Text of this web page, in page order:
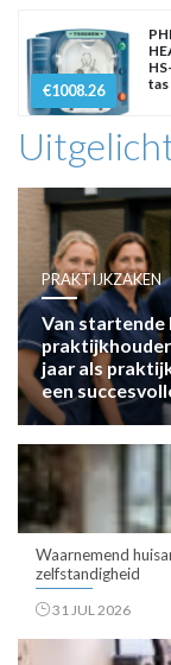
€1008.26
tas
PRAKTIJKZAKEN
Van startende
jaar als
een
Waarnemend
zelfstandigheid
31 JUL 2026